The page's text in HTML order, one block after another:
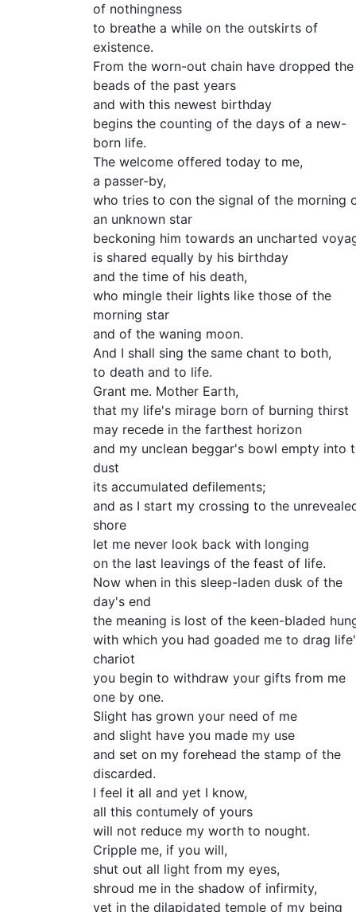
of nothingness
to breathe a while on the outskirts of
existence.
From the worn-out chain have dropped the
beads of the past years
and with this newest birthday
begins the counting of the days of a new-
born life.
The welcome offered today to me,
a passer-by,
who tries to con the signal of the morning
an unknown star
beckoning him towards an uncharted
is shared equally by his birthday
and the time of his death,
who mingle their lights like those of the
morning star
and of the waning moon.
And I shall sing the same chant to both,
to death and to life.
Grant me. Mother Earth,
that my life's mirage born of burning thirst
may recede in the farthest horizon
and my unclean beggar's bowl empty into
dust
its accumulated defilements;
and as I start my crossing to the
shore
let me never look back with longing
on the last leavings of the feast of life.
Now when in this sleep-laden dusk of the
day's end
the meaning is lost of the keen-bladed
with which you had goaded me to drag
chariot
you begin to withdraw your gifts from me
one by one.
Slight has grown your need of me
and slight have you made my use
and set on my forehead the stamp of the
discarded.
I feel it all and yet I know,
all this contumely of yours
will not reduce my worth to nought.
Cripple me, if you will,
shut out all light from my eyes,
shroud me in the shadow of infirmity,
yet in the dilapidated temple of my being